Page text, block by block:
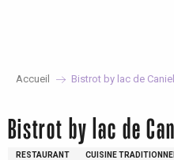
Accueil Bistrot by lac de Caniel
Bistrot by lac de
RESTAURANT CUISINE